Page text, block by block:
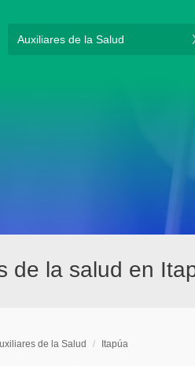
de la salud en
de la Salud / Itapúa